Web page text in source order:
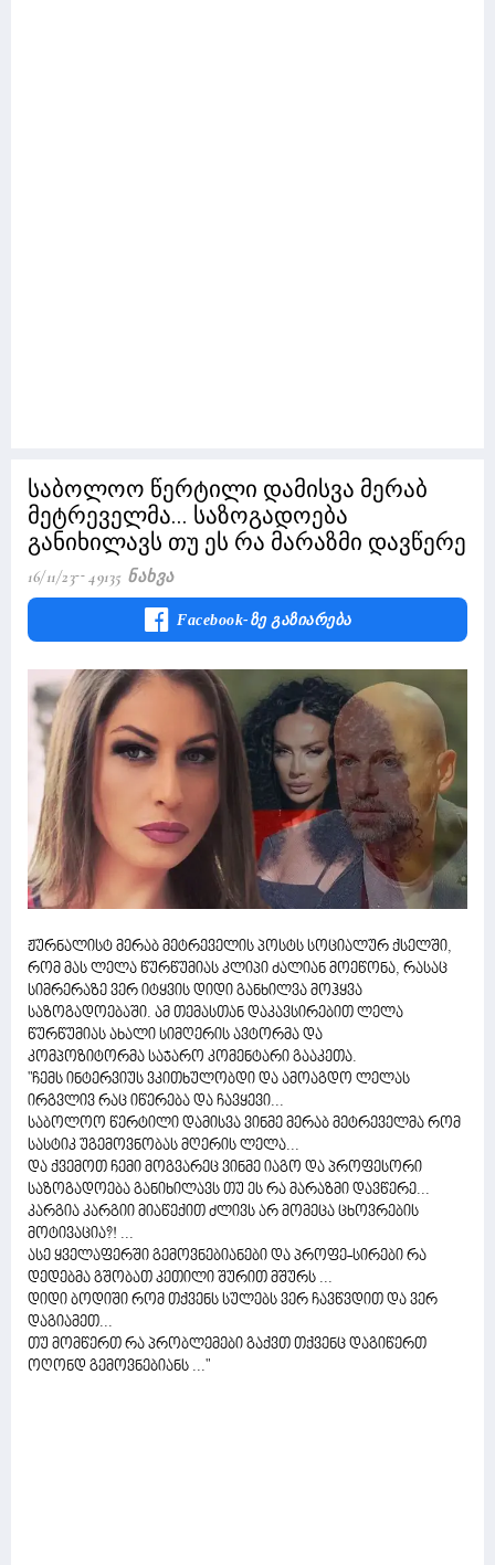
საბოლოო წერტილი დამისვა მერაბ
მეტრეველმა... საზოგადოება
განიხილავს თუ ეს რა მარაზმი დავწერე
16/11/23 49135 Ნახვა
Facebook-Ზე Გაზიარება
ჟურნალისტ მერაბ მეტრეველის პოსტს სოციალურ ქსელში,
რომ მას ლელა წურწუმიას კლიპი ძალიან მოეწონა, რასაც
სიმრერაზე ვერ იტყვის დიდი განხილვა მოჰყვა
საზოგადოებაში. ამ თემასთან დაკავსირებით ლელა
წურწუმიას ახალი სიმღერის ავტორმა და
კომპოზიტორმა საჯარო კომენტარი გააკეთა.
"ჩემს ინტერვიუს ვკითხულობდი და ამოაგდო ლელას
ირგვლივ რაც იწერება და ჩავყევი...
საბოლოო წერტილი დამისვა ვინმე მერაბ მეტრეველმა რომ
სასტიკ უგემოვნობას მღერის ლელა...
და ქვემოთ ჩემი მოგვარეც ვინმე იაგო და პროფესორი
საზოგადოება განიხილავს თუ ეს რა მარაზმი დავწერე...
კარგია კარგიი მიაწექით ძლივს არ მომეცა ცხოვრების
მოტივაცია?! ...
ასე ყველაფერში გემოვნებიანები და პროფე-სირები რა
დედებმა გშობათ კეთილი შურით მშურს ...
დიდი ბოდიში რომ თქვენს სულებს ვერ ჩავწვდით და ვერ
დაგიამეთ...
თუ მომწერთ რა პრობლემები გაქვთ თქვენც დაგიწერთ
ოღონდ გემოვნებიანს ..."